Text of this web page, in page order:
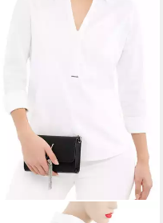
VALENTINO BAGS